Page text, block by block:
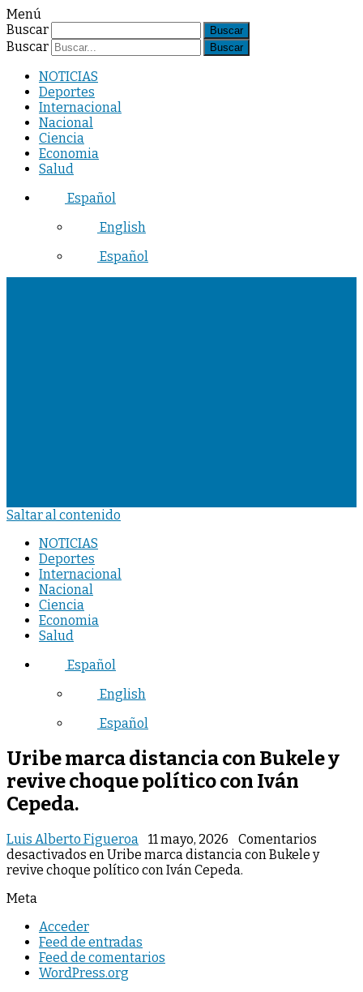
Menú
Buscar
Buscar
NOTICIAS
Deportes
Internacional
Nacional
Ciencia
Economia
Salud
Español
English
Español
Saltar al contenido
NOTICIAS
Deportes
Internacional
Nacional
Ciencia
Economia
Salud
Español
English
Español
Uribe marca distancia con Bukele y
revive choque político con Iván
Cepeda.
Luis Alberto Figueroa 11 mayo, 2026
Comentarios
desactivados en Uribe marca distancia con Bukele y
revive choque político con Iván Cepeda.
Meta
Acceder
Feed de entradas
Feed de comentarios
WordPress.org